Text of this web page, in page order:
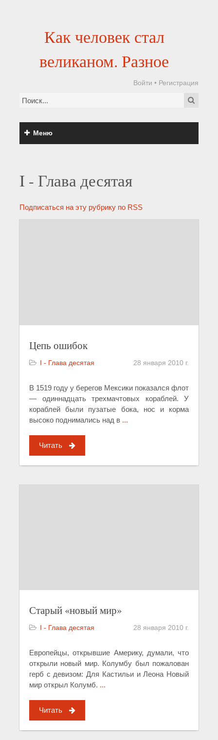
Как человек стал
великаном. Разное
Войти • Регистрация
Меню
I - Глава десятая
Подписаться на эту рубрику по RSS
Цепь ошибок
I - Глава десятая 28 января 2010 г.
В 1519 году у берегов Мексики показался флот
— одиннадцать трехмачтовых кораблей. У
кораблей были пузатые бока, нос и корма
высоко поднимались над в ...
Читать
Старый «новый мир»
I - Глава десятая 28 января 2010 г.
Европейцы, открывшие Америку, думали, что
открыли новый мир. Колумбу был пожалован
герб с девизом: Для Кастильи и Леона Новый
мир открыл Колумб. ...
Читать